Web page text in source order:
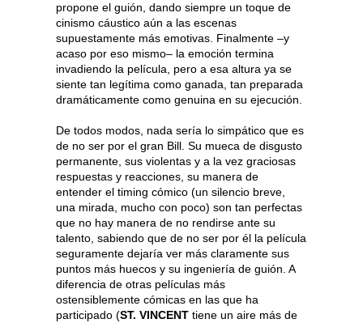
propone el guión, dando siempre un toque de
cinismo cáustico aún a las escenas
supuestamente más emotivas. Finalmente –y
acaso por eso mismo– la emoción termina
invadiendo la película, pero a esa altura ya se
siente tan legítima como ganada, tan preparada
dramáticamente como genuina en su ejecución.
De todos modos, nada sería lo simpático que es
de no ser por el gran Bill. Su mueca de disgusto
permanente, sus violentas y a la vez graciosas
respuestas y reacciones, su manera de
entender el timing cómico (un silencio breve,
una mirada, mucho con poco) son tan perfectas
que no hay manera de no rendirse ante su
talento, sabiendo que de no ser por él la película
seguramente dejaría ver más claramente sus
puntos más huecos y su ingeniería de guión. A
diferencia de otras películas más
ostensiblemente cómicas en las que ha
participado (ST. VINCENT tiene un aire más de